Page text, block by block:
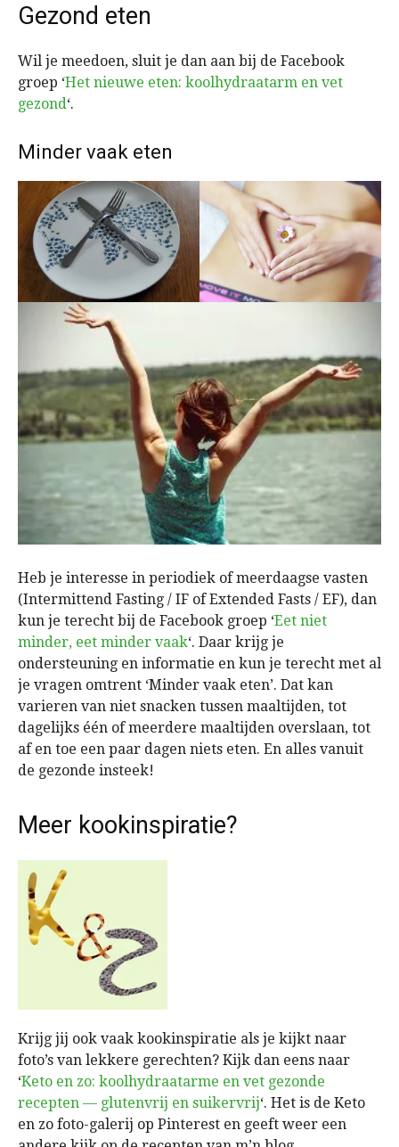
Gezond eten
Wil je meedoen, sluit je dan aan bij de Facebook
groep ‘Het nieuwe eten: koolhydraatarm en vet
gezond‘.
Minder vaak eten
Heb je interesse in periodiek of meerdaagse vasten
(Intermittend Fasting / IF of Extended Fasts / EF), dan
kun je terecht bij de Facebook groep ‘Eet niet
minder, eet minder vaak‘. Daar krijg je
ondersteuning en informatie en kun je terecht met al
je vragen omtrent ‘Minder vaak eten’. Dat kan
varieren van niet snacken tussen maaltijden, tot
dagelijks één of meerdere maaltijden overslaan, tot
af en toe een paar dagen niets eten. En alles vanuit
de gezonde insteek!
Meer kookinspiratie?
Krijg jij ook vaak kookinspiratie als je kijkt naar
foto’s van lekkere gerechten? Kijk dan eens naar
‘Keto en zo: koolhydraatarme en vet gezonde
recepten — glutenvrij en suikervrij‘. Het is de Keto
en zo foto-galerij op Pinterest en geeft weer een